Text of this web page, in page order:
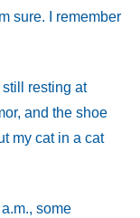
sure. I remember
resting at
and the shoe
my cat in a cat
some